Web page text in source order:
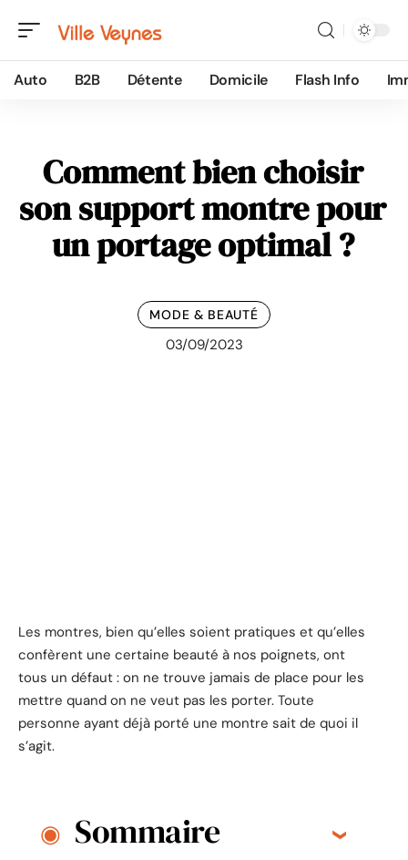
Auto B2B Détente Domicile Flash Info
Comment bien choisir
son support montre pour
un portage optimal ?
MODE & BEAUTÉ
03/09/2023
Les montres, bien qu’elles soient pratiques et qu’elles
confèrent une certaine beauté à nos poignets, ont
tous un défaut : on ne trouve jamais de place pour les
mettre quand on ne veut pas les porter. Toute
personne ayant déjà porté une montre sait de quoi il
s’agit.
Sommaire